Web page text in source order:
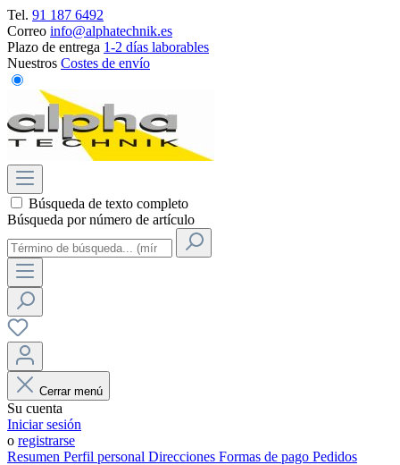
Tel. 91 187 6492
Correo info@alphatechnik.es
Plazo de entrega 1-2 días laborables
Nuestros Costes de envío
Búsqueda de texto completo
Búsqueda por número de artículo
Cerrar menú
Su cuenta
Iniciar sesión
o registrarse
Resumen Perfil personal Direcciones Formas de pago Pedidos